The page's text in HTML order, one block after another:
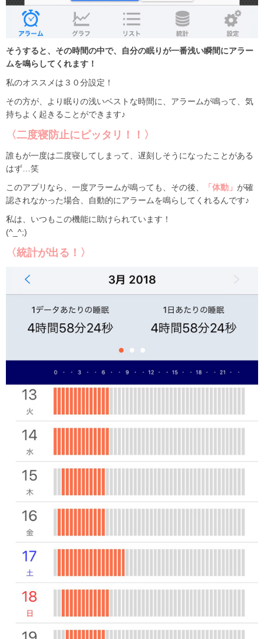
そうすると、その時間の中で、自分の眠りが一番浅い瞬間にアラー
ムを鳴らしてくれます！
私のオススメは３０分設定！
その方が、より眠りの浅いベストな時間に、アラームが鳴って、気
持ちよく起きることができます♪
〈二度寝防止にピッタリ！！〉
誰もが一度は二度寝してしまって、遅刻しそうになったことがある
はず…笑
このアプリなら、一度アラームが鳴っても、その後、
「体動」 が確
認されなかった場合、自動的にアラームを鳴らしてくれるんです♪
私は、いつもこの機能に助けられています！
(^_^;)
〈統計が出る！〉